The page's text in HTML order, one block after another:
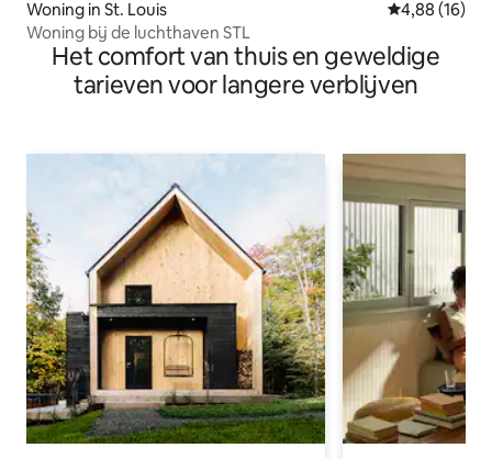
Woning in St. Louis Gemiddelde
4,88 (16)
Woning bij de luchthaven STL
Het comfort van thuis en geweldige
tarieven voor langere verblijven